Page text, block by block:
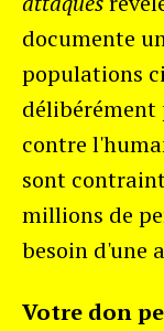
documente
populations
délibérément
contre
sont
millions de
besoin d'une
Votre don